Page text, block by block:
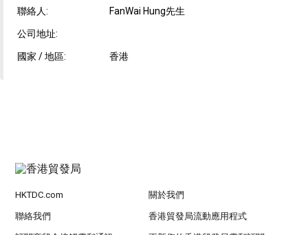
聯絡人: FanWai Hung先生
公司地址:
國家 / 地區: 香港
HKTDC.com 關於我們
聯絡我們 香港貿發局流動應用程式